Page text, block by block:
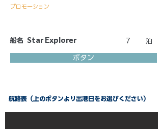
プロモーション
船名 Star Explorer 7 泊
ボタン
航路表（上のボタンより出港日をお選びください）